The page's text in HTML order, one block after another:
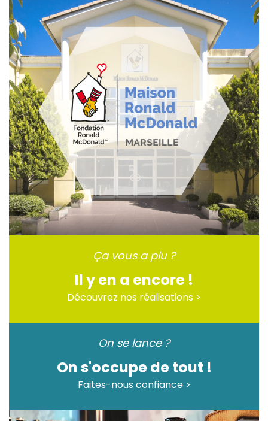
Ça vous a plu ?
Il y en a encore !
Découvrez nos réalisations >
On se lance ?
On s'occupe de tout !
Faites-nous confiance >